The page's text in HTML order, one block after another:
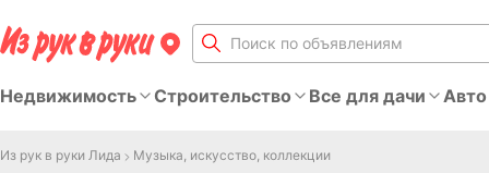
Недвижимость Строительство Все для дачи
Из рук в руки Лида Музыка, искусство, коллекции